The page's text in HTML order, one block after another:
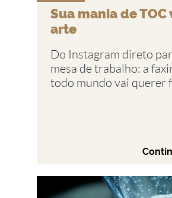
Sua mania de TOC
arte
Do Instagram direto
mesa de trabalho: a
todo mundo vai querer